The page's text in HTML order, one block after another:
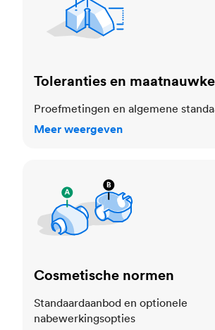
Toleranties en
Proefmetingen en algemene
Meer weergeven
Cosmetische normen
Standaardaanbod en optionele
nabewerkingsopties